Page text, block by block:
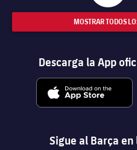
MOSTRAR TODOS
Descarga la App
Sigue al Barça